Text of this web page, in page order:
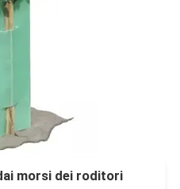
morsi dei roditori